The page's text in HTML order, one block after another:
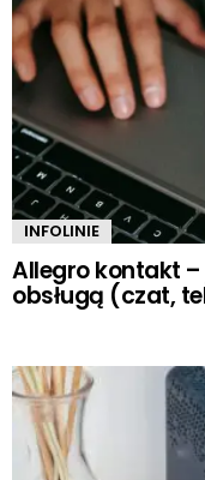
INFOLINIE
Allegro kontakt
obsługą (czat,